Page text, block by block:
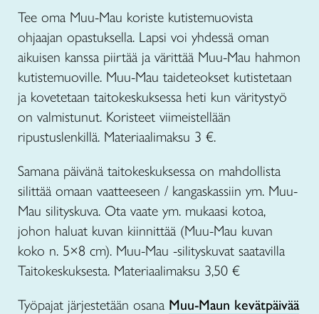
Tee oma Muu-Mau koriste kutistemuovista
ohjaajan opastuksella. Lapsi voi yhdessä oman
aikuisen kanssa piirtää ja värittää Muu-Mau hahmon
kutistemuoville. Muu-Mau taideteokset kutistetaan
ja kovetetaan taitokeskuksessa heti kun väritystyö
on valmistunut. Koristeet viimeistellään
ripustuslenkillä. Materiaalimaksu 3 €.
Samana päivänä taitokeskuksessa on mahdollista
silittää omaan vaatteeseen / kangaskassiin ym. Muu-
Mau silityskuva. Ota vaate ym. mukaasi kotoa,
johon haluat kuvan kiinnittää (Muu-Mau kuvan
koko n. 5×8 cm). Muu-Mau -silityskuvat saatavilla
Taitokeskuksesta. Materiaalimaksu 3,50 €
Työpajat järjestetään osana Muu-Maun kevätpäivää